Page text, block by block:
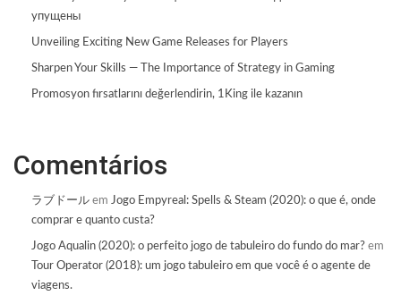
упущены
Unveiling Exciting New Game Releases for Players
Sharpen Your Skills — The Importance of Strategy in Gaming
Promosyon fırsatlarını değerlendirin, 1King ile kazanın
Comentários
ラブドール em Jogo Empyreal: Spells & Steam (2020): o que é, onde
comprar e quanto custa?
Jogo Aqualin (2020): o perfeito jogo de tabuleiro do fundo do mar? em
Tour Operator (2018): um jogo tabuleiro em que você é o agente de
viagens.